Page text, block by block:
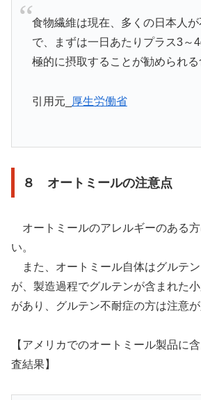
食物繊維は現在、多くの日本人
で、まずは一日あたりプラス3～
極的に摂取することが勧められる
引用元_ 厚生労働省
８ オートミールの注意点
オートミールのアレルギーのある
い。
また、オートミール自体はグルテ
が、製造過程でグルテンが含まれた
があり、グルテン不耐症の方は注意が
【アメリカでのオートミール製品に
査結果】